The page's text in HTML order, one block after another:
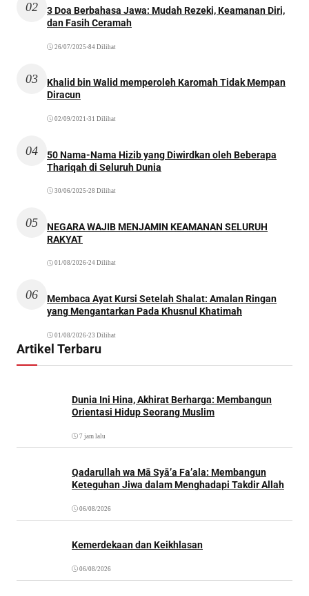
02
3 Doa Berbahasa Jawa: Mudah Rezeki, Keamanan Diri,
dan Fasih Ceramah
26/07/2025 •84 Dilihat
03
Khalid bin Walid memperoleh Karomah Tidak Mempan
Diracun
02/09/2021 •31 Dilihat
04
50 Nama-Nama Hizib yang Diwirdkan oleh Beberapa
Thariqah di Seluruh Dunia
30/06/2025 •28 Dilihat
05
NEGARA WAJIB MENJAMIN KEAMANAN SELURUH
RAKYAT
01/08/2026•24 Dilihat
06
Membaca Ayat Kursi Setelah Shalat: Amalan Ringan
yang Mengantarkan Pada Khusnul Khatimah
01/08/2026•23 Dilihat
Artikel Terbaru
Dunia Ini Hina, Akhirat Berharga: Membangun
Orientasi Hidup Seorang Muslim
7 jam lalu
Qadarullah wa Mā Syā’a Fa’ala: Membangun
Keteguhan Jiwa dalam Menghadapi Takdir Allah
06/08/2026
Kemerdekaan dan Keikhlasan
06/08/2026